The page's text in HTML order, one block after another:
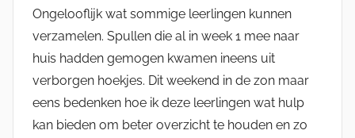
Ongelooflijk wat sommige leerlingen kunnen
verzamelen. Spullen die al in week 1 mee naar
huis hadden gemogen kwamen ineens uit
verborgen hoekjes. Dit weekend in de zon maar
eens bedenken hoe ik deze leerlingen wat hulp
kan bieden om beter overzicht te houden en zo